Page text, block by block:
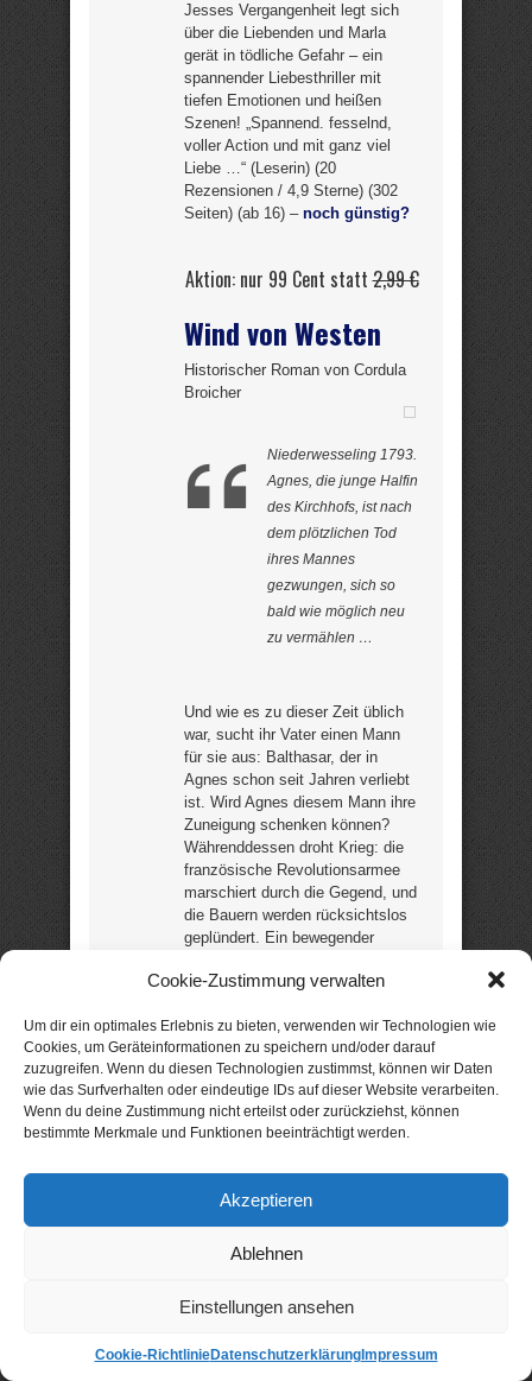
Cookie-Zustimmung verwalten
Um dir ein optimales Erlebnis zu bieten, verwenden wir Technologien wie
Cookies, um Geräteinformationen zu speichern und/oder darauf
zuzugreifen. Wenn du diesen Technologien zustimmst, können wir Daten
wie das Surfverhalten oder eindeutige IDs auf dieser Website verarbeiten.
Wenn du deine Zustimmung nicht erteilst oder zurückziehst, können
bestimmte Merkmale und Funktionen beeinträchtigt werden.
Akzeptieren
Ablehnen
Einstellungen ansehen
Cookie-RichtlinieDatenschutzerklärungImpressum
Jesses Vergangenheit legt sich
über die Liebenden und Marla
gerät in tödliche Gefahr – ein
spannender Liebesthriller mit
tiefen Emotionen und heißen
Szenen! „Spannend. fesselnd,
voller Action und mit ganz viel
Liebe …“ (Leserin) (20
Rezensionen / 4,9 Sterne) (302
Seiten) (ab 16) – noch günstig?
Aktion: nur 99 Cent statt2,99 €
Wind von Westen
Historischer Roman von Cordula
Broicher
Niederwesseling 1793.
Agnes, die junge Halfin
des Kirchhofs, ist nach
dem plötzlichen Tod
ihres Mannes
gezwungen, sich so
bald wie möglich neu
zu vermählen …
Und wie es zu dieser Zeit üblich
war, sucht ihr Vater einen Mann
für sie aus: Balthasar, der in
Agnes schon seit Jahren verliebt
ist. Wird Agnes diesem Mann ihre
Zuneigung schenken können?
Währenddessen droht Krieg: die
französische Revolutionsarmee
marschiert durch die Gegend, und
die Bauern werden rücksichtslos
geplündert. Ein bewegender
Menschen dieser Zeit Hunger und
Hoffnung ertrugen. „Meine
Lesehighlight in der Kategorie
„historische Romane“ für das Jahr
2014 und eine absolute
Leseempfehlung!“ (Leserin) (34
Rezensionen / 4,5 Sterne) (366
Neuerscheinung: nur 99
Mord im 4. Haus
Thriller von Nika Lubitsch